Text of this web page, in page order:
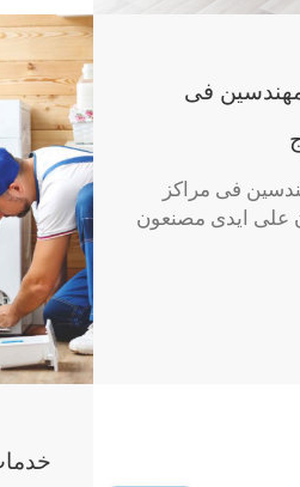
فى
فى مراكز
على ايدى مصنعون